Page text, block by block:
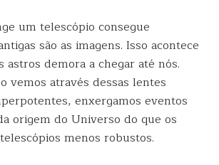
um telescópio consegue
são as imagens. Isso acontece
astros demora a chegar até nós.
vemos através dessas lentes
enxergamos eventos
origem do Universo do que os
menos robustos.